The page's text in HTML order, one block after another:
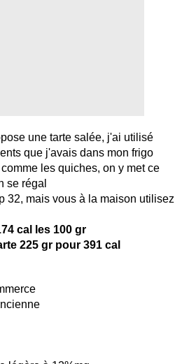
une tarte salée, j'ai utilisé
que j'avais dans mon frigo
les quiches, on y met ce
se régal
32, mais vous à la maison utilisez
cal les 100 gr
225 gr pour 391 cal